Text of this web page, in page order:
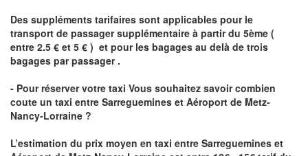
Des suppléments tarifaires sont applicables pour le
transport de passager supplémentaire à partir du 5ème (
entre 2.5 € et 5 € ) et pour les bagages au delà de trois
bagages par passager .
- Pour réserver votre taxi Vous souhaitez savoircombien
coute un taxi entre Sarreguemines et Aéroport de Metz-
Nancy-Lorraine ?
L’estimation du prix moyen en taxi entre Sarreguemines et